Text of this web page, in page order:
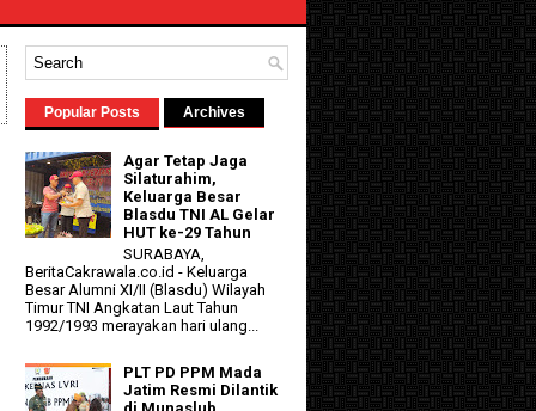
Popular Posts Archives
Agar Tetap Jaga
Silaturahim,
Keluarga Besar
Blasdu TNI AL Gelar
HUT ke-29 Tahun
SURABAYA,
BeritaCakrawala.co.id - Keluarga
Besar Alumni XI/II (Blasdu) Wilayah
Timur TNI Angkatan Laut Tahun
1992/1993 merayakan hari ulang...
PLT PD PPM Mada
Jatim Resmi Dilantik